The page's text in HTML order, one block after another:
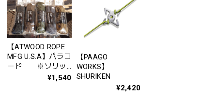
【ATWOOD ROPE
MFG U.S.A】パラコ
ード ※ソリッ
¥1,540
【PAAGO
WORKS】
SHURIKEN
¥2,420